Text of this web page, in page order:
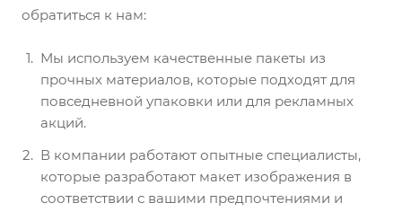
обратиться к нам:
Мы используем качественные пакеты из
прочных материалов, которые подходят для
повседневной упаковки или для рекламных
акций.
В компании работают опытные специалисты,
которые разработают макет изображения в
соответствии с вашими предпочтениями и